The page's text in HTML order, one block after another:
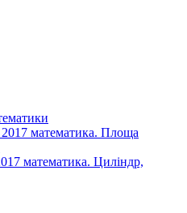
математика. Площа
математика. Циліндр,